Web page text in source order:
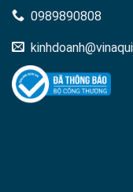
0989890808